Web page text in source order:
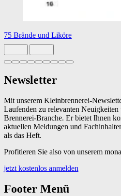
75 Brände und Liköre
Slide 1 von 9 aktiv
Newsletter
Mit unserem Kleinbrennerei-
Laufenden zu relevanten
Brennerei-Branche. Er bietet Ihnen
aktuellen Meldungen und
als das Heft.
Profitieren Sie also von unserem
jetzt kostenlos anmelden
Footer Menü